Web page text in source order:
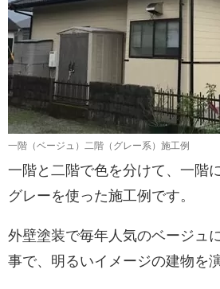
一階（ベージュ）二階（グレー系）施工例
一階と二階で色を分けて、一階
グレーを使った施工例です。
外壁塗装で毎年人気のベージュ
事で、明るいイメージの建物を